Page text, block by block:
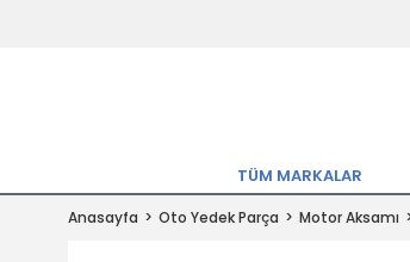
Tıkla Al, Mutlu Kal!
TÜM MARKALAR
Anasayfa Oto Yedek Parça Motor Aksamı